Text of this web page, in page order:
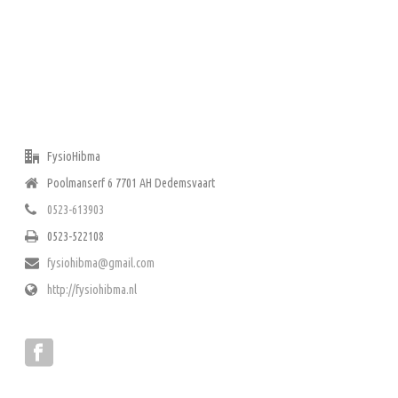
FysioHibma
Poolmanserf 6 7701 AH Dedemsvaart
0523-613903
0523-522108
fysiohibma@gmail.com
http://fysiohibma.nl